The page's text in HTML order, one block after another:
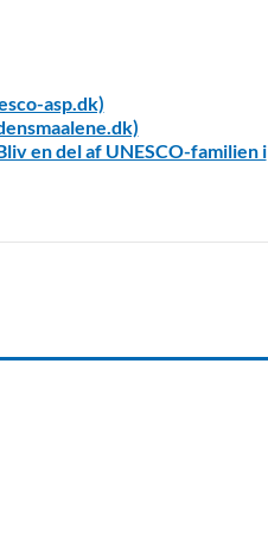
asp.dk)
en del af UNESCO-familien i